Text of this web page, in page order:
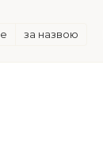
за назвою